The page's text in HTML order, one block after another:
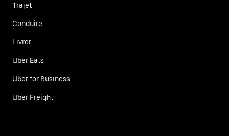
Trajet
Conduire
Livrer
Uber Eats
Uber for Business
Uber Freight